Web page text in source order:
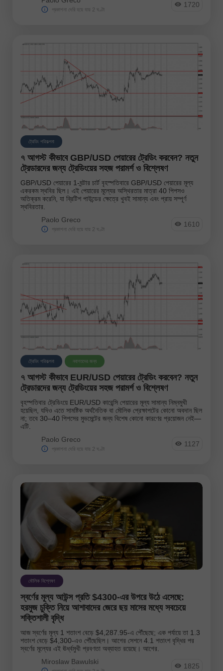
প্রকাশনা দেরি হয়ে যায় 2 ঘণ্টা
1720
ট্রেডিং পরিকল্পনা
৭ আগস্ট কীভাবে GBP/USD পেয়ারের ট্রেডিং করবেন? নতুন
ট্রেডারদের জন্য ট্রেডিংয়ের সহজ পরামর্শ ও বিশ্লেষণ
GBP/USD পেয়ারের 1-ঘন্টার চার্ট বৃহস্পতিবারে GBP/USD পেয়ারের মূল্য
একরকম স্থবির ছিল। এই পেয়ারের মূল্যের অস্থিরতার মাত্রা 40 পিপসও
অতিক্রম করেনি, যা ব্রিটিশ পাউন্ডের ক্ষেত্রে খুবই সামান্য এবং প্রায় সম্পূর্ণ
স্থবিরতার.
Paolo Greco
প্রকাশনা দেরি হয়ে যায় 2 ঘণ্টা
1610
ট্রেডিং পরিকল্পনা নবাগতদের জন্য
৭ আগস্ট কীভাবে EUR/USD পেয়ারের ট্রেডিং করবেন? নতুন
ট্রেডারদের জন্য ট্রেডিংয়ের সহজ পরামর্শ ও বিশ্লেষণ
বৃহস্পতিবার ট্রেডিংয়ে EUR/USD কারেন্সি পেয়ারের মূল্য সামান্য নিম্নমুখী
হয়েছিল, যদিও এতে সামষ্টিক অর্থনৈতিক বা মৌলিক প্রেক্ষাপটের কোনো অবদান ছিল
না; তবে 30–40 পিপসের মুভমেন্টের জন্য বিশেষ কোনো কারণের প্রয়োজন নেই—
এটি.
Paolo Greco
প্রকাশনা দেরি হয়ে যায় 2 ঘণ্টা
1127
মৌলিক বিশ্লেষণ
স্বর্ণের মূল্য আউন্স প্রতি $4300-এর উপরে উঠে এসেছে:
হরমুজ চুক্তি নিয়ে আশাবাদের জেরে ছয় মাসের মধ্যে সবচেয়ে
শক্তিশালী বৃদ্ধি
আজ স্বর্ণের মূল্য 1 শতাংশ বেড়ে $4,287.95-এ পৌঁছেছে; এক পর্যায়ে তা 1.3
শতাংশ বেড়ে $4,300-এও পৌঁছেছিল। আগের সেশনে 4.1 শতাংশ বৃদ্ধির পর
স্বর্ণের মূল্যের এই ঊর্ধ্বমুখী প্রবণতা অব্যাহত রয়েছে। আগের.
Miroslaw Bawulski
1825